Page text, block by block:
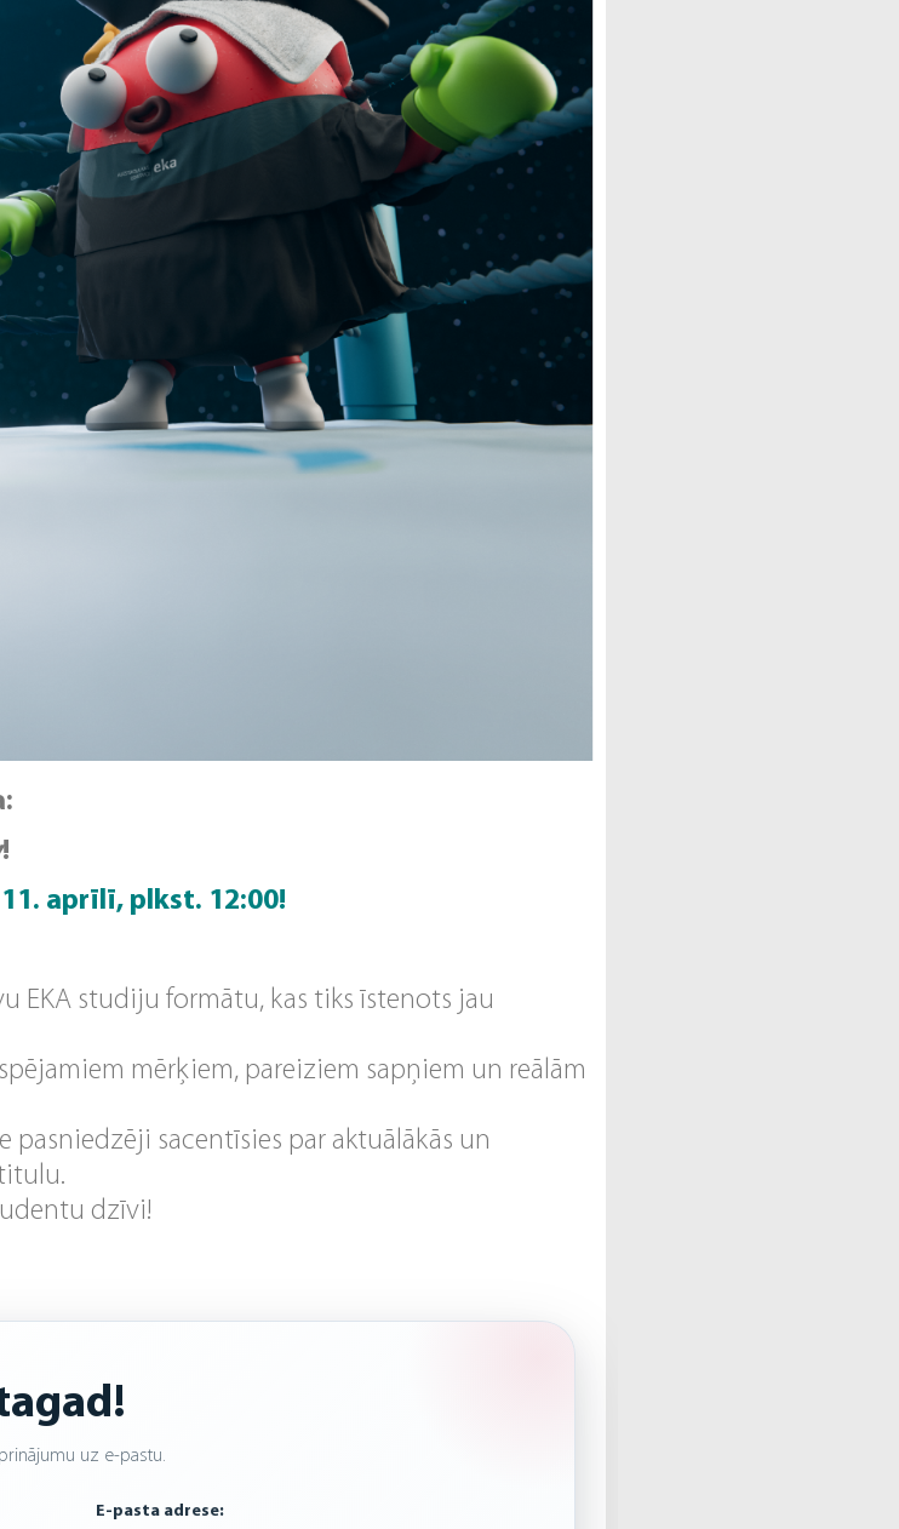
!
aprīlī, plkst. 12:00!
EKA studiju formātu, kas tiks īstenots jau
mērķiem, pareiziem sapņiem un reālām
pasniedzēji sacentīsies par aktuālākās un
dzīvi!
uz e-pastu.
E-pasta adrese: